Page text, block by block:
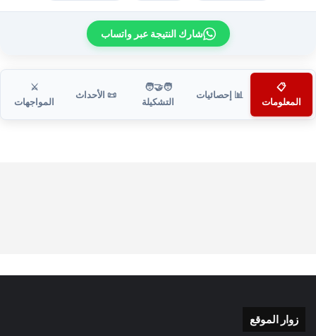
شارك النتيجة عبر واتساب
📋
المعلومات
📊 إحصائيات
🧑‍🤝‍🧑
التشكيلة
📜 الأحداث
⚔️
المواجهات
زوار الموقع